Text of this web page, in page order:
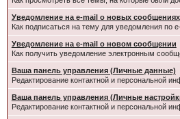
Уведомление на e-mail о новых сообщениях
Как подписаться на тему для уведомления по
Уведомление на е-mail о новом сообщении
Как получить уведомление электронным
Ваша панель управления (Личные данные)
Редактирование контактной и персональной
Ваша панель управления (Личные
Редактирование контактной и персональной